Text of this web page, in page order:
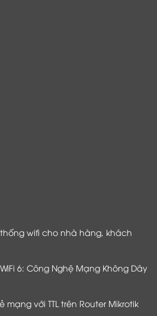
wifi cho nhà hàng, khách
6: Công Nghệ Mạng Không Dây
với TTL trên Router Mikrotik